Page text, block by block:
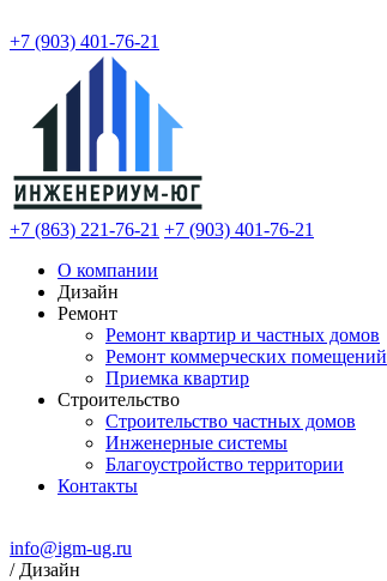
+7 (903) 401-76-21
+7 (863) 221-76-21 +7 (903) 401-76-21
О компании
Дизайн
Ремонт
Ремонт квартир и частных домов
Ремонт коммерческих помещений
Приемка квартир
Строительство
Строительство частных домов
Инженерные системы
Благоустройство территории
Контакты
info@igm-ug.ru
/ Дизайн